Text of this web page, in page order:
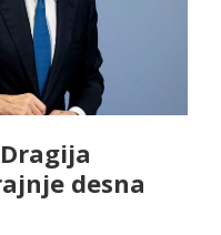
desna